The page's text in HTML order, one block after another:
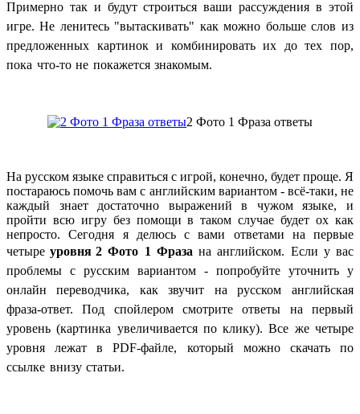
Примерно так и будут строиться ваши рассуждения в этой
игре. Не ленитесь "вытаскивать" как можно больше слов из
предложенных картинок и комбинировать их до тех пор,
пока что-то не покажется знакомым.
2 Фото 1 Фраза ответы
На русском языке справиться с игрой, конечно, будет проще. Я
постараюсь помочь вам с английским вариантом - всё-таки, не
каждый знает достаточно выражений в чужом языке, и
пройти всю игру без помощи в таком случае будет ох как
непросто. Сегодня я делюсь с вами ответами на первые
четыре уровня2 Фото 1 Фраза на английском. Если у вас
проблемы с русским вариантом - попробуйте уточнить у
онлайн переводчика, как звучит на русском английская
фраза-ответ. Под спойлером смотрите ответы на первый
уровень (картинка увеличивается по клику). Все же четыре
уровня лежат в PDF-файле, который можно скачать по
ссылке внизу статьи.